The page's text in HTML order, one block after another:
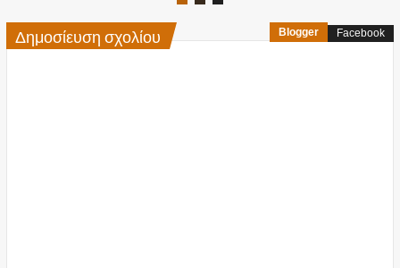
Δημοσίευση σχολίου Blogger Facebook